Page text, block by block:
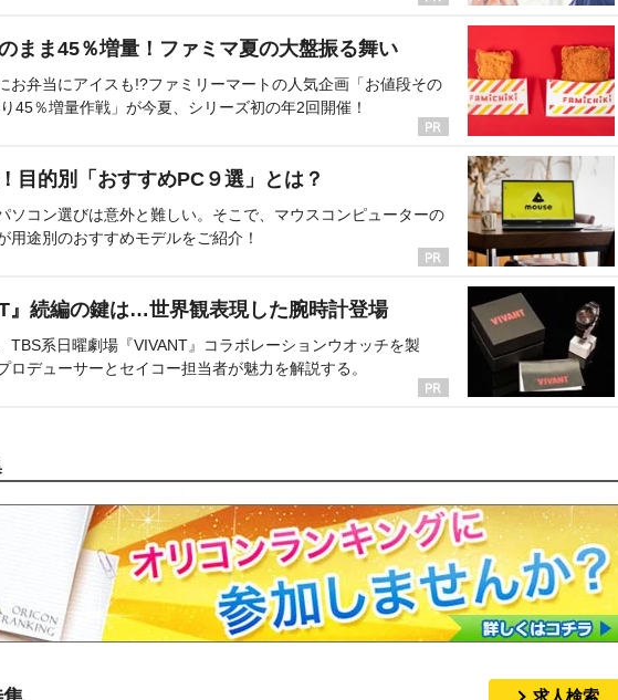
まま45％増量！ファミマ夏の大盤振る舞い
お弁当にアイスも!?ファミリーマートの人気企画「お値段その
45％増量作戦」が今夏、シリーズ初の年2回開催！
目的別「おすすめPC９選」とは？
ソコン選びは意外と難しい。そこで、マウスコンピューターの
用途別のおすすめモデルをご紹介！
』続編の鍵は…世界観表現した腕時計登場
TBS系日曜劇場『VIVANT』コラボレーションウオッチを製
ロデューサーとセイコー担当者が魅力を解説する。
求人検索